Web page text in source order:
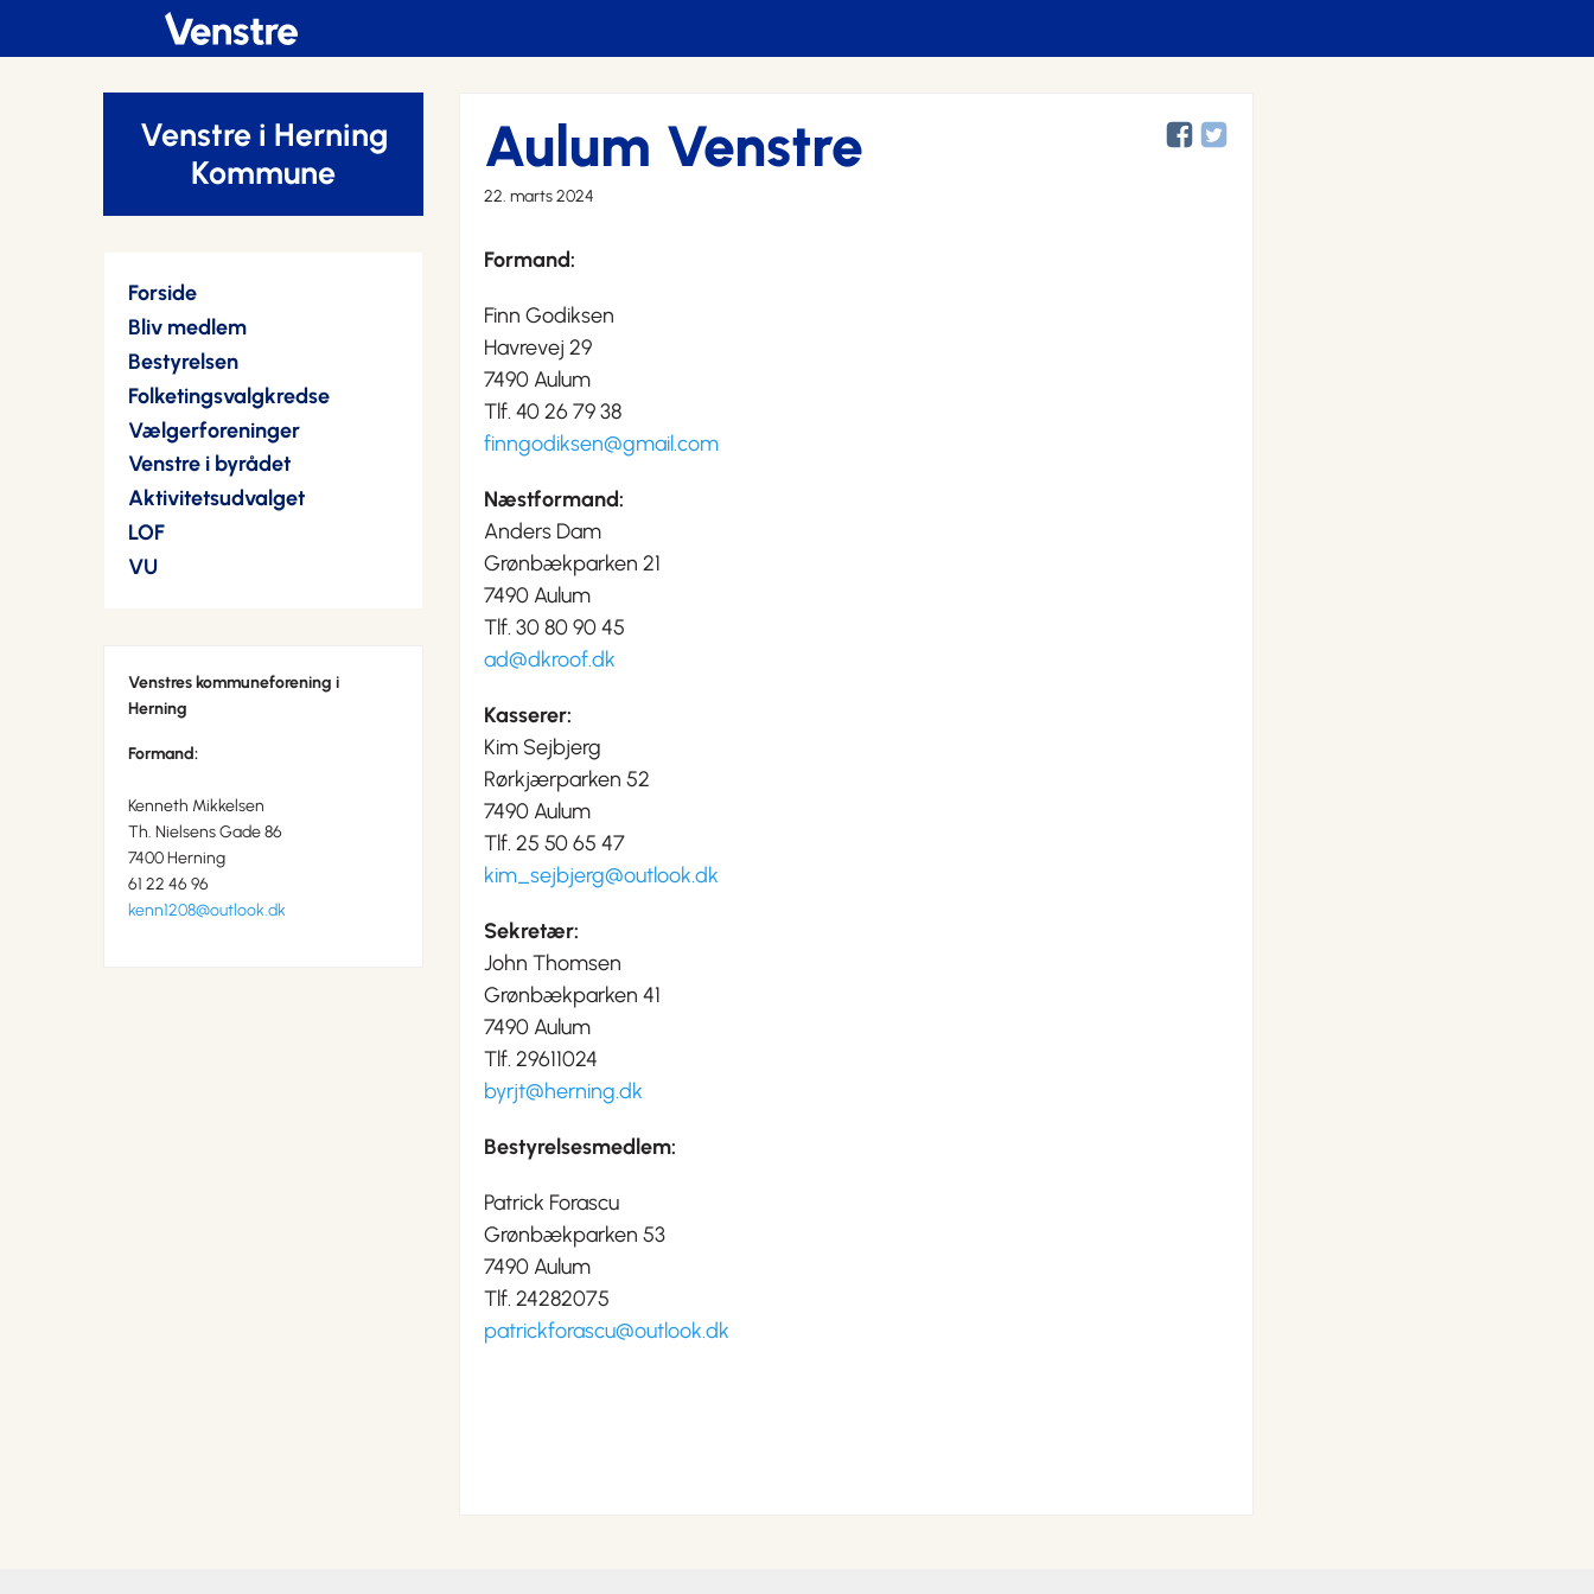
Venstre i Herning
Kommune
Forside
Bliv medlem
Bestyrelsen
Folketingsvalgkredse
Vælgerforeninger
Venstre i byrådet
Aktivitetsudvalget
LOF
VU
Venstres kommuneforening i
Herning
Formand:
Kenneth Mikkelsen
Th. Nielsens Gade 86
7400 Herning
61 22 46 96
kenn1208@outlook.dk
Aulum Venstre
22. marts 2024
Formand:
Finn Godiksen
Havrevej 29
7490 Aulum
Tlf. 40 26 79 38
finngodiksen@gmail.com
Næstformand:
Anders Dam
Grønbækparken 21
7490 Aulum
Tlf. 30 80 90 45
ad@dkroof.dk
Kasserer:
Kim Sejbjerg
Rørkjærparken 52
7490 Aulum
Tlf. 25 50 65 47
kim_sejbjerg@outlook.dk
Sekretær:
John Thomsen
Grønbækparken 41
7490 Aulum
Tlf. 29611024
byrjt@herning.dk
Bestyrelsesmedlem:
Patrick Forascu
Grønbækparken 53
7490 Aulum
Tlf. 24282075
patrickforascu@outlook.dk